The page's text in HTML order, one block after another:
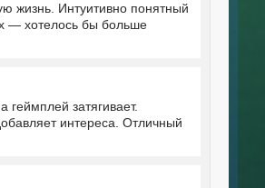
жизнь. Интуитивно понятный
— хотелось бы больше
геймплей затягивает.
интереса. Отличный